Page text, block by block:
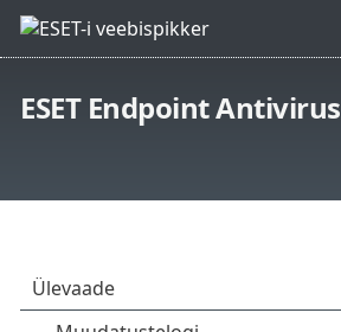
ESET Endpoint Antivirus